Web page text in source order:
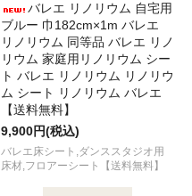
バレエ リノリウム 自宅用
ブルー 巾182cm×1m バレエ
リノリウム 同等品 バレエ リノ
リウム 家庭用リノリウム シー
ト バレエ リノリウム リノリウ
ム シート リノリウム バレエ
【送料無料】
9,900円(税込)
バレエ床シート,ダンススタジオ用
床材,フロアーシート【送料無料】